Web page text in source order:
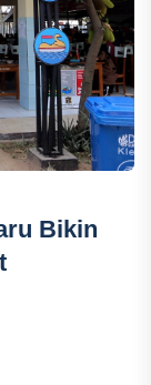
Bikin